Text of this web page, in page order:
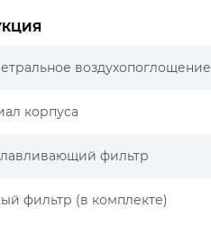
воздухопоглощение
корпуса
фильтр
фильтр (в комплекте)